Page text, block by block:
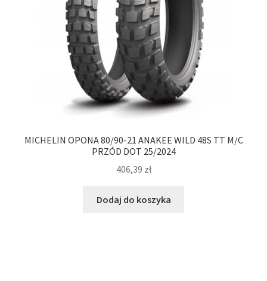
MICHELIN OPONA 80/90-21 ANAKEE WILD 48S TT M/C
PRZÓD DOT 25/2024
406,39 zł
Dodaj do koszyka